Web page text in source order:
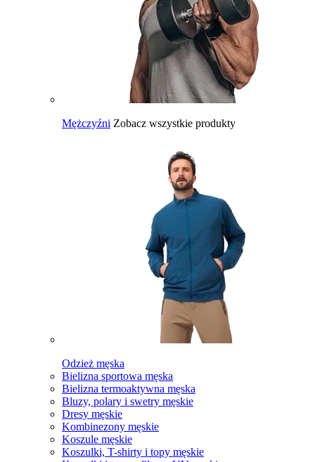
Mężczyźni Zobacz wszystkie produkty
Odzież męska
Bielizna sportowa męska
Bielizna termoaktywna męska
Bluzy, polary i swetry męskie
Dresy męskie
Kombinezony męskie
Koszule męskie
Koszulki, T-shirty i topy męskie